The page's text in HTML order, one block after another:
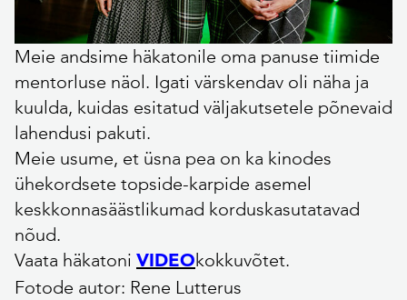
Meie andsime häkatonile oma panuse tiimide
mentorluse näol. Igati värskendav oli näha ja
kuulda, kuidas esitatud väljakutsetele põnevaid
lahendusi pakuti.
Meie usume, et üsna pea on ka kinodes
ühekordsete topside-karpide asemel
keskkonnasäästlikumad korduskasutatavad
nõud.
Vaata häkatoni VIDEOkokkuvõtet.
Fotode autor: Rene Lutterus